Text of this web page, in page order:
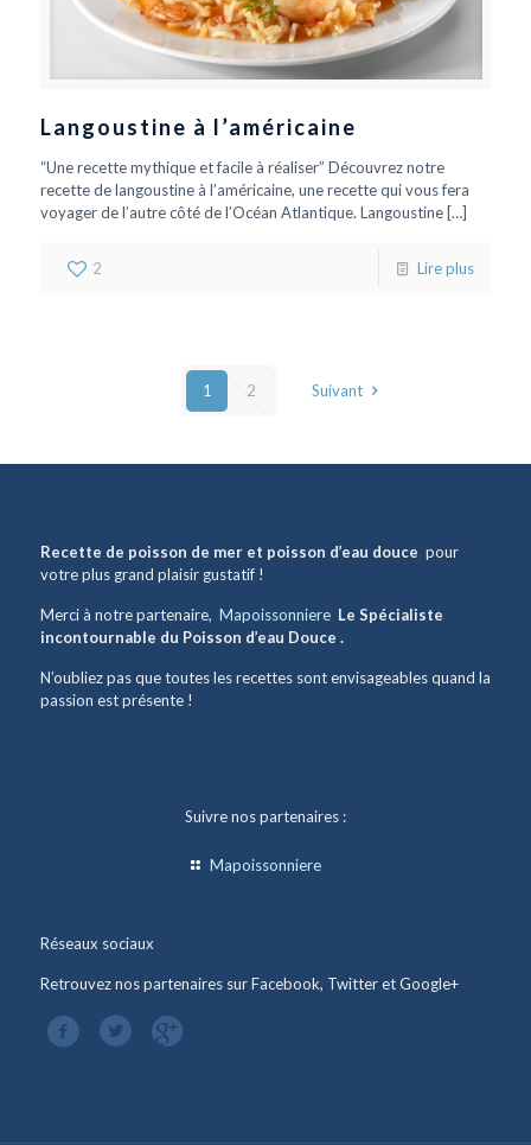
Langoustine à l’américaine
“Une recette mythique et facile à réaliser” Découvrez notre
recette de langoustine à l’américaine, une recette qui vous fera
voyager de l’autre côté de l’Océan Atlantique. Langoustine[…]
2 Lire plus
1 2 Suivant
Recette de poisson de mer et poisson d’eau douce pour
votre plus grand plaisir gustatif !
Merci à notre partenaire, Mapoissonniere Le Spécialiste
incontournable du Poisson d’eau Douce .
N’oubliez pas que toutes les recettes sont envisageables quand la
passion est présente !
Suivre nos partenaires :
Mapoissonniere
Réseaux sociaux
Retrouvez nos partenaires sur Facebook, Twitter et Google+